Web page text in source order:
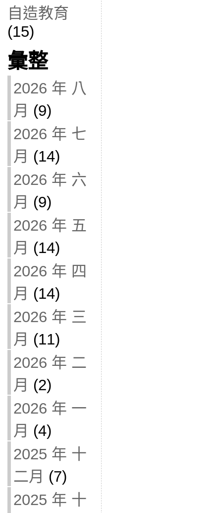
自造教育
(15)
彙整
2026 年 八
月 (9)
2026 年 七
月 (14)
2026 年 六
月 (9)
2026 年 五
月 (14)
2026 年 四
月 (14)
2026 年 三
月 (11)
2026 年 二
月 (2)
2026 年 一
月 (4)
2025 年 十
二月 (7)
2025 年 十